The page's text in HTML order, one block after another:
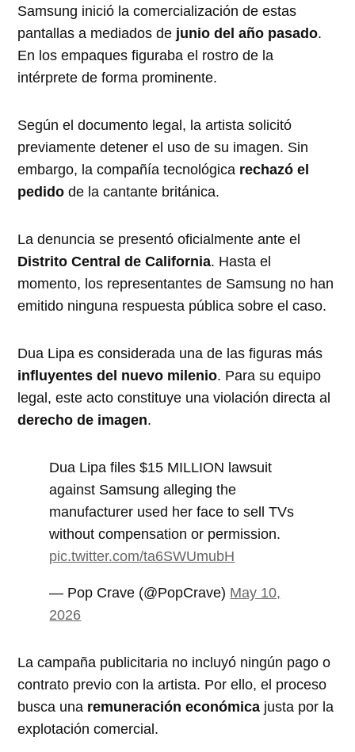
Samsung inició la comercialización de estas
pantallas a mediados de junio del año pasado.
En los empaques figuraba el rostro de la
intérprete de forma prominente.
Según el documento legal, la artista solicitó
previamente detener el uso de su imagen. Sin
embargo, la compañía tecnológica rechazó el
pedido de la cantante británica.
La denuncia se presentó oficialmente ante el
Distrito Central de California. Hasta el
momento, los representantes de Samsung no han
emitido ninguna respuesta pública sobre el caso.
Dua Lipa es considerada una de las figuras más
influyentes del nuevo milenio. Para su equipo
legal, este acto constituye una violación directa al
derecho de imagen.
Dua Lipa files $15 MILLION lawsuit
against Samsung alleging the
manufacturer used her face to sell TVs
without compensation or permission.
pic.twitter.com/ta6SWUmubH
— Pop Crave (@PopCrave) May 10,
2026
La campaña publicitaria no incluyó ningún pago o
contrato previo con la artista. Por ello, el proceso
busca una remuneración económica justa por la
explotación comercial.